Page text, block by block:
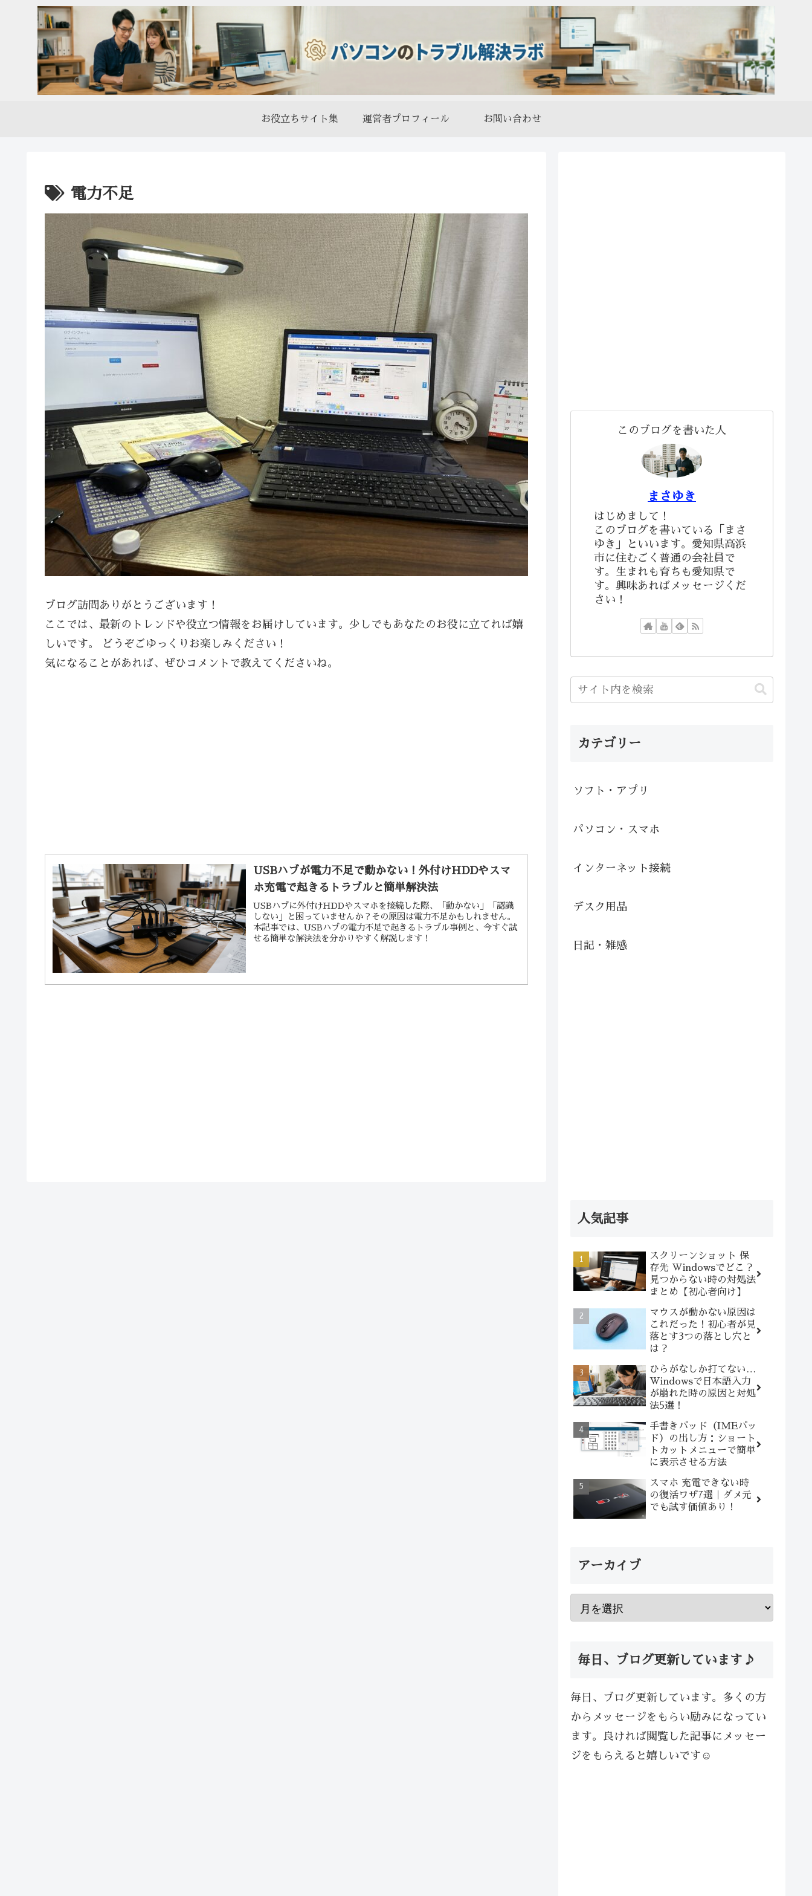
お役立ちサイト集 運営者プロフィール お問い合わせ
電力不足
ブログ訪問ありがとうございます！
ここでは、最新のトレンドや役立つ情報をお届けしています。少しでもあなたのお役に立てれば嬉
しいです。 どうぞごゆっくりお楽しみください！
気になることがあれば、ぜひコメントで教えてくださいね。
USBハブが電力不足で動かない！外付けHDDやスマ
ホ充電で起きるトラブルと簡単解決法
USBハブに外付けHDDやスマホを接続した際、「動かない」「認識
しない」と困っていませんか？その原因は電力不足かもしれません。
本記事では、USBハブの電力不足で起きるトラブル事例と、今すぐ試
せる簡単な解決法を分かりやすく解説します！
このブログを書いた人
まさゆき
はじめまして！
このブログを書いている「まさ
ゆき」といいます。愛知県高浜
市に住むごく普通の会社員で
す。生まれも育ちも愛知県で
す。興味あればメッセージくだ
さい！
カテゴリー
ソフト・アプリ
パソコン・スマホ
インターネット接続
デスク用品
日記・雑感
人気記事
スクリーンショット 保
存先 Windowsでどこ？
見つからない時の対処法
まとめ【初心者向け】
マウスが動かない原因は
これだった！初心者が見
落とす3つの落とし穴と
は？
ひらがなしか打てない…
Windowsで日本語入力
が崩れた時の原因と対処
法5選！
手書きパッド（IMEパッ
ド）の出し方：ショート
トカットメニューで簡単
に表示させる方法
スマホ 充電できない時
の復活ワザ7選｜ダメ元
でも試す価値あり！
アーカイブ
毎日、ブログ更新しています♪
毎日、ブログ更新しています。多くの方
からメッセージをもらい励みになってい
ます。良ければ閲覧した記事にメッセー
ジをもらえると嬉しいです☺